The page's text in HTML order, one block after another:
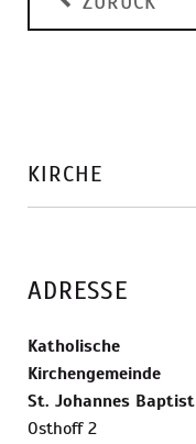
KIRCHE
ADRESSE
Katholische
Kirchengemeinde
St. Johannes Baptist
Osthoff 2